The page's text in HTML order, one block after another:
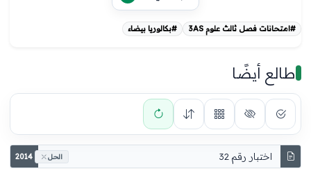
#امتحانات فصل ثالث علوم 3AS #بكالوريا بيضاء
طالع أيضًا
اختبار رقم 32 2014 الحل